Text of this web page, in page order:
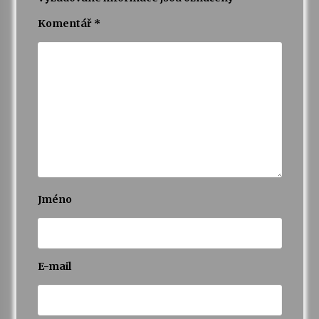
Komentář *
Jméno
E-mail